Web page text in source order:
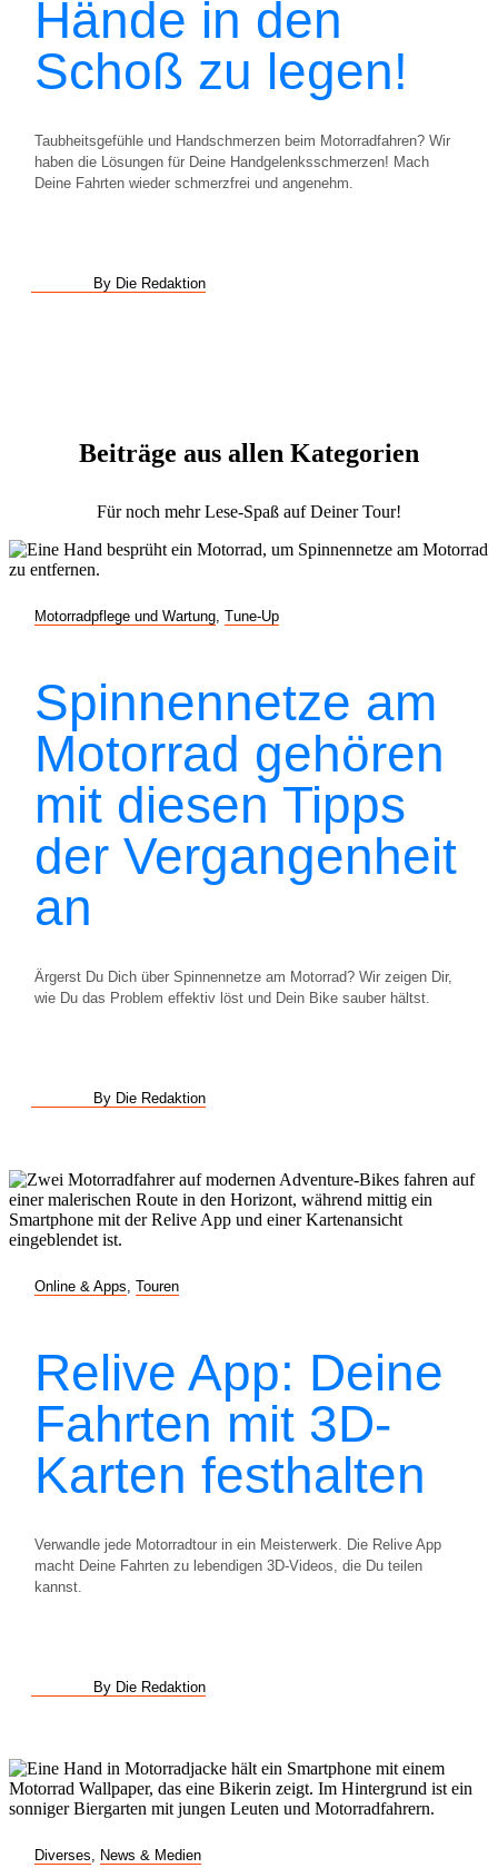
Hände in den
Schoß zu legen!
Taubheitsgefühle und Handschmerzen beim Motorradfahren? Wir
haben die Lösungen für Deine Handgelenksschmerzen! Mach
Deine Fahrten wieder schmerzfrei und angenehm.
By Die Redaktion
Beiträge aus allen Kategorien
Für noch mehr Lese-Spaß auf Deiner Tour!
Motorradpflege und Wartung Tune-Up
Spinnennetze am
Motorrad gehören
mit diesen Tipps
der Vergangenheit
an
Ärgerst Du Dich über Spinnennetze am Motorrad? Wir zeigen Dir,
wie Du das Problem effektiv löst und Dein Bike sauber hältst.
By Die Redaktion
Online & Apps Touren
Relive App: Deine
Fahrten mit 3D-
Karten festhalten
Verwandle jede Motorradtour in ein Meisterwerk. Die Relive App
macht Deine Fahrten zu lebendigen 3D-Videos, die Du teilen
kannst.
By Die Redaktion
Diverses News & Medien